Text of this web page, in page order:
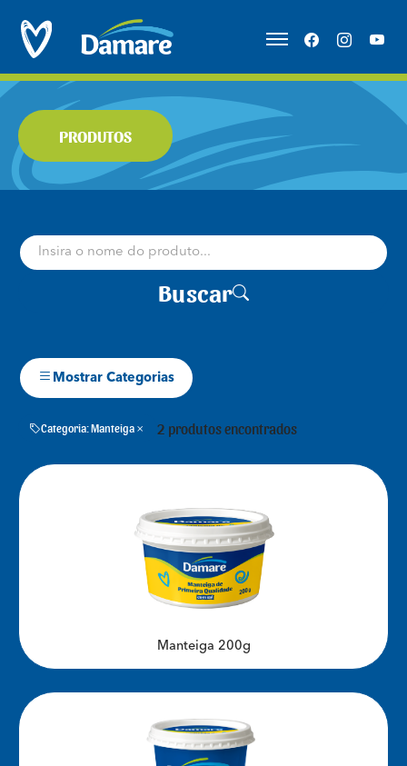
PRODUTOS
Buscar
Mostrar Categorias
Categoria: Manteiga 2 produtos encontrados
Manteiga 200g